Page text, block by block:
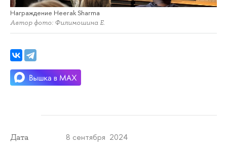
Награждение Heerak Sharma
Автор фото: Филимошина Е.
Дата 8 сентября 2024